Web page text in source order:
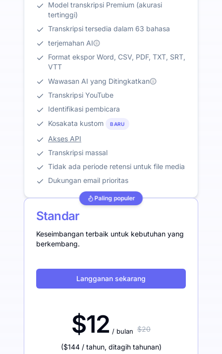
Model transkripsi Premium (akurasi
tertinggi)
Transkripsi tersedia dalam 63 bahasa
terjemahan AI
Format ekspor Word, CSV, PDF, TXT, SRT,
VTT
Wawasan AI yang Ditingkatkan
Transkripsi YouTube
Identifikasi pembicara
Kosakata kustom
BARU
Akses API
Transkripsi massal
Tidak ada periode retensi untuk file media
Dukungan email prioritas
Paling populer
Standar
Keseimbangan terbaik untuk kebutuhan yang
berkembang.
Langganan sekarang
$12 / bulan $20
($144 / tahun, ditagih tahunan)